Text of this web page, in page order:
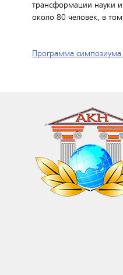
трансформации науки и
около 80 человек, в том
Программа